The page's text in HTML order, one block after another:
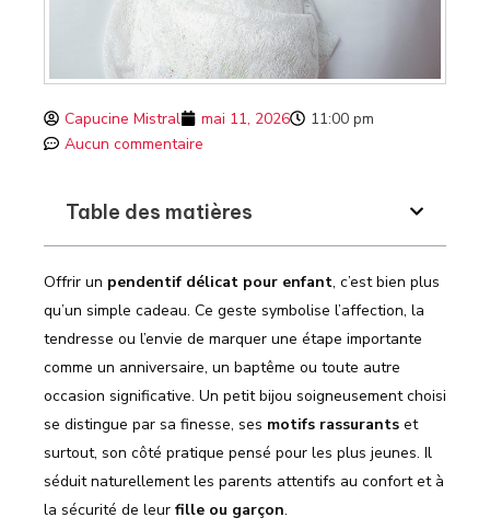
Capucine Mistral mai 11, 2026
11:00 pm
Aucun commentaire
Table des matières
Offrir un pendentif délicat pour enfant, c’est bien plus
qu’un simple cadeau. Ce geste symbolise l’affection, la
tendresse ou l’envie de marquer une étape importante
comme un anniversaire, un baptême ou toute autre
occasion significative. Un petit bijou soigneusement choisi
se distingue par sa finesse, ses motifs rassurants et
surtout, son côté pratique pensé pour les plus jeunes. Il
séduit naturellement les parents attentifs au confort et à
la sécurité de leur fille ou garçon.